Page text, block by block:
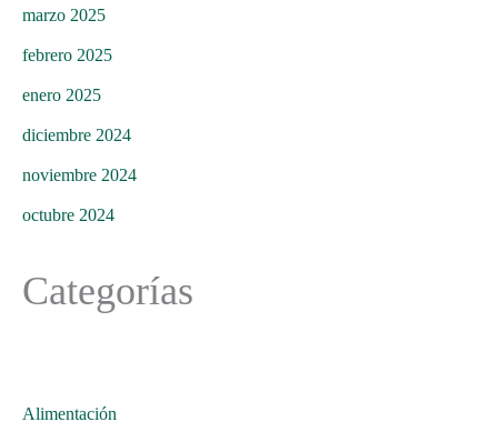
marzo 2025
febrero 2025
enero 2025
diciembre 2024
noviembre 2024
octubre 2024
Categorías
Alimentación